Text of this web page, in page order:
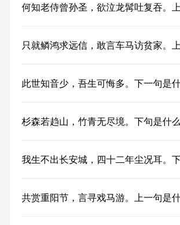
何知老侍曾孙圣，欲泣龙髯吐复吞。
只就鳞鸿求远信，敢言车马访贫家。
此世知音少，吾生可悔多。下一句是
杉森若趋山，竹青无尽境。下句是什么
我生不出长安城，四十二年尘况耳。
共赏重阳节，言寻戏马游。上一句是